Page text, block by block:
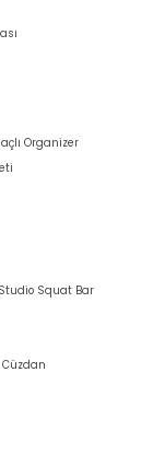
Organizer
Squat Bar
Cüzdan